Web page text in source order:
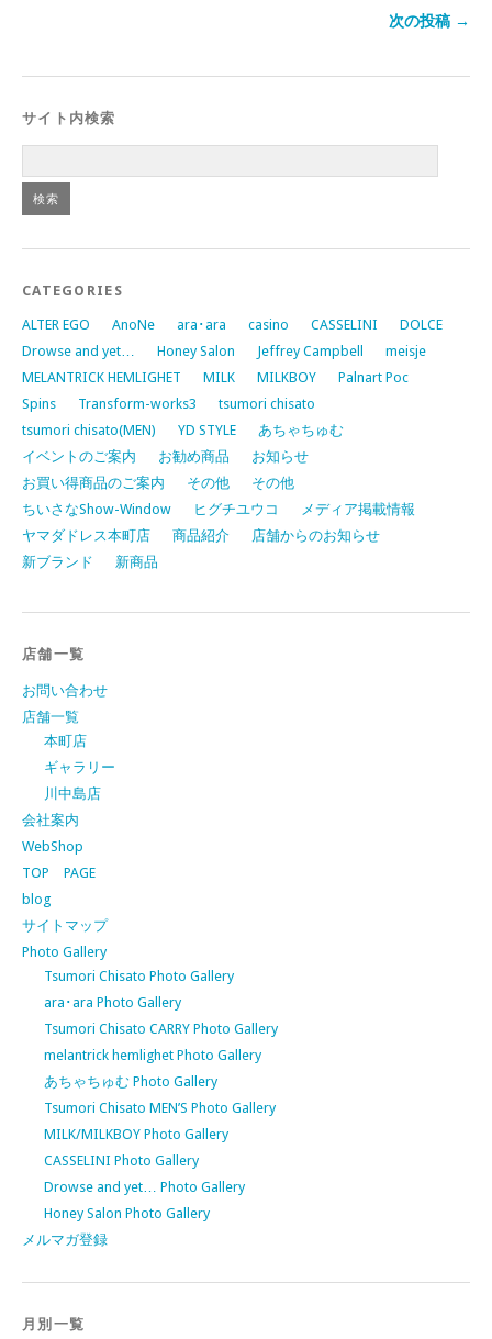
次の投稿 →
サイト内検索
CATEGORIES
ALTER EGO AnoNe ara･ara casino CASSELINI
DOLCE
Drowse and yet…
Honey Salon Jeffrey Campbell
meisje
MELANTRICK HEMLIGHET
MILK MILKBOY
Palnart Poc
Spins
Transform-works3
tsumori chisato
tsumori chisato(MEN)
YD STYLE
あちゃちゅむ
イベントのご案内
お勧め商品
お知らせ
お買い得商品のご案内
その他
その他
ちいさなShow-Window
ヒグチユウコ
メディア掲載情報
ヤマダドレス本町店
商品紹介
店舗からのお知らせ
新ブランド
新商品
店舗一覧
お問い合わせ
店舗一覧
本町店
ギャラリー
川中島店
会社案内
WebShop
TOP PAGE
blog
サイトマップ
Photo Gallery
Tsumori Chisato Photo Gallery
ara･ara Photo Gallery
Tsumori Chisato CARRY Photo Gallery
melantrick hemlighet Photo Gallery
あちゃちゅむ Photo Gallery
Tsumori Chisato MEN’S Photo Gallery
MILK/MILKBOY Photo Gallery
CASSELINI Photo Gallery
Drowse and yet… Photo Gallery
Honey Salon Photo Gallery
メルマガ登録
月別一覧